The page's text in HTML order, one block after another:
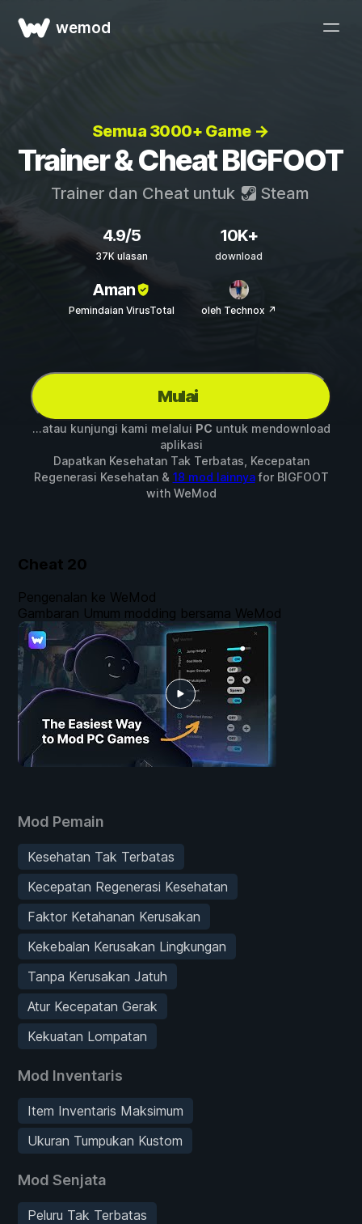
wemod
Semua 3000+ Game →
Trainer & Cheat BIGFOOT
Trainer dan Cheat untuk Steam
4.9/5
37K ulasan
10K+
download
Aman
Pemindaian VirusTotal oleh Technox ↗
Mulai
...atau kunjungi kami melalui PC untuk mendownload
aplikasi
Dapatkan Kesehatan Tak Terbatas, Kecepatan
Regenerasi Kesehatan & 18 mod lainnyafor BIGFOOT
with WeMod
Cheat 20
Mod Pemain
Kesehatan Tak Terbatas
Kecepatan Regenerasi Kesehatan
Faktor Ketahanan Kerusakan
Kekebalan Kerusakan Lingkungan
Tanpa Kerusakan Jatuh
Atur Kecepatan Gerak
Kekuatan Lompatan
Mod Inventaris
Item Inventaris Maksimum
Ukuran Tumpukan Kustom
Mod Senjata
Peluru Tak Terbatas
Pengenalan ke WeMod
Gambaran Umum modding bersama WeMod